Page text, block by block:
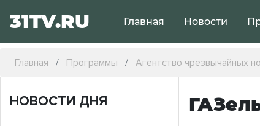
31TV.RU Главная Новости
Главная Программы Агентство чрезвычайных
НОВОСТИ ДНЯ